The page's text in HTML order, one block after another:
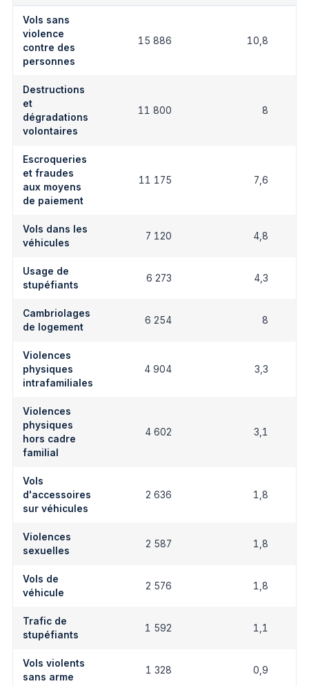
Vols sans
violence
contre des
personnes
15 886 10,8
Destructions
et
dégradations
volontaires
11 800 8
Escroqueries
et fraudes
aux moyens
de paiement
11 175 7,6
Vols dans les
véhicules
7 120 4,8
Usage de
stupéfiants
6 273 4,3
Cambriolages
de logement
6 254 8
Violences
physiques
intrafamiliales
4 904 3,3
Violences
physiques
hors cadre
familial
4 602 3,1
Vols
d'accessoires
sur véhicules
2 636 1,8
Violences
sexuelles
2 587 1,8
Vols de
véhicule
2 576 1,8
Trafic de
stupéfiants
1 592 1,1
Vols violents
sans arme
1 328 0,9